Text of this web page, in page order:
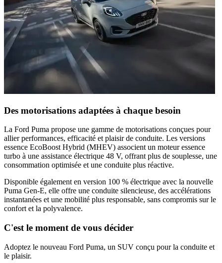
Des motorisations adaptées à chaque besoin
La Ford Puma propose une gamme de motorisations conçues pour
allier performances, efficacité et plaisir de conduite. Les versions
essence EcoBoost Hybrid (MHEV) associent un moteur essence
turbo à une assistance électrique 48 V, offrant plus de souplesse, une
consommation optimisée et une conduite plus réactive.
Disponible également en version 100 % électrique avec la nouvelle
Puma Gen-E, elle offre une conduite silencieuse, des accélérations
instantanées et une mobilité plus responsable, sans compromis sur le
confort et la polyvalence.
C'est le moment de vous décider
Adoptez le nouveau Ford Puma, un SUV conçu pour la conduite et
le plaisir.